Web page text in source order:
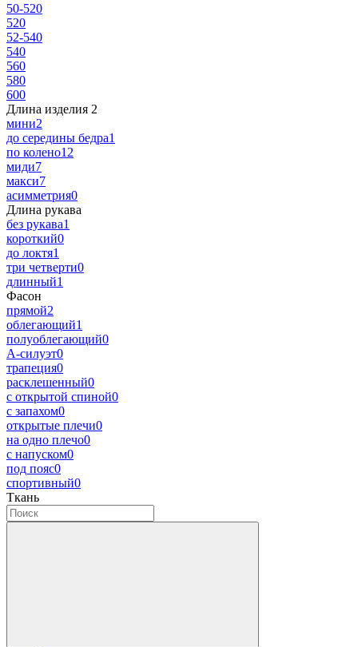
50-520
520
52-540
540
560
580
600
Длина изделия 2
мини2
до середины бедра1
по колено12
миди7
макси7
асимметрия0
Длина рукава
без рукава1
короткий0
до локтя1
три четверти0
длинный1
Фасон
прямой2
облегающий1
полуоблегающий0
А-силуэт0
трапеция0
расклешенный0
с открытой спиной0
с запахом0
открытые плечи0
на одно плечо0
с напуском0
под пояс0
спортивный0
Ткань